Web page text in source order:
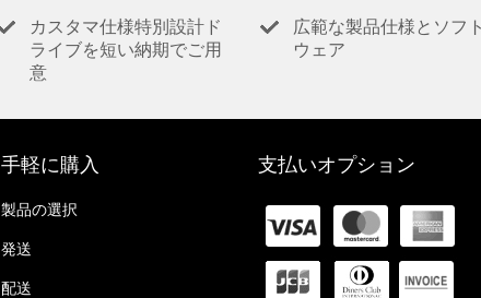
カスタマ仕様特別設計ド
ライブを短い納期でご用
意
広範な製品仕様とソフ
ウェア
手軽に購入
製品の選択
発送
配送
支払いオプション